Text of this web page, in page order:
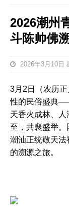
2026潮州
斗陈帅佛
2026年3月10日
3月2日（农历
性的民俗盛典
天香火成林、
至，共襄盛举。
潮汕正统敬天法
的溯源之旅。